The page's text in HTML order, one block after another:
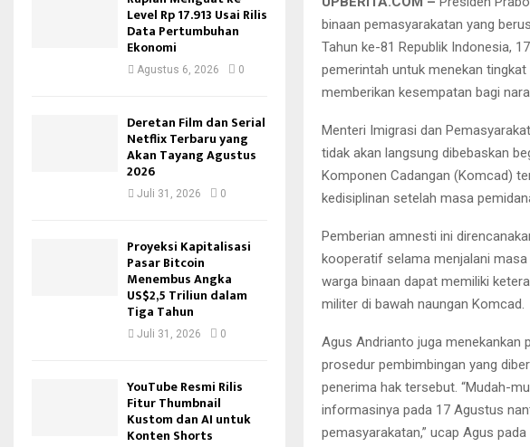
binaan pemasyarakatan yang
Tahun ke-81 Republik Indonesia,
pemerintah untuk menekan
memberikan kesempatan bagi
Menteri Imigrasi dan
tidak akan langsung dibebaskan
Komponen Cadangan (Komcad)
kedisiplinan setelah masa
Pemberian amnesti ini
kooperatif selama menjalani
warga binaan dapat memiliki
militer di bawah naungan Komcad.
Agus Andrianto juga menekankan
prosedur pembimbingan yang
penerima hak tersebut. “Mudah-
informasinya pada 17 Agustus
pemasyarakatan,” ucap Agus pada
Level Rp 17.913 Usai Rilis
Data Pertumbuhan
Ekonomi
Agustus 6, 2026 0
Deretan Film dan Serial
Netflix Terbaru yang
Akan Tayang Agustus
2026
Juli 31, 2026 0
Proyeksi Kapitalisasi
Pasar Bitcoin
Menembus Angka
US$2,5 Triliun dalam
Tiga Tahun
Juli 31, 2026 0
YouTube Resmi Rilis
Fitur Thumbnail
Kustom dan AI untuk
Konten Shorts